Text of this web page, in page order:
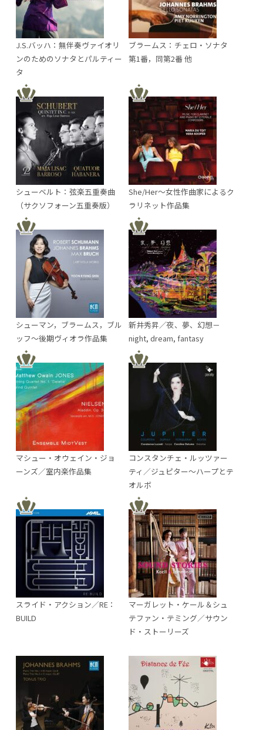
J.S.バッハ：無伴奏ヴァイオリ
ンのためのソナタとパルティー
タ
ブラームス：チェロ・ソナタ
第1番，同第2番 他
シューベルト：弦楽五重奏曲
（サクソフォーン五重奏版）
She/Her～女性作曲家によるク
ラリネット作品集
シューマン，ブラームス，ブル
ッフ～後期ヴィオラ作品集
新井秀昇／夜、夢、幻想－
night, dream, fantasy
マシュー・オウェイン・ジョ
ーンズ／室内楽作品集
コンスタンチェ・ルッツァー
ティ／ジュピター～ハープとテ
オルボ
スライド・アクション／RE：
BUILD
マーガレット・ケール＆シュ
テファン・テミング／サウン
ド・ストーリーズ